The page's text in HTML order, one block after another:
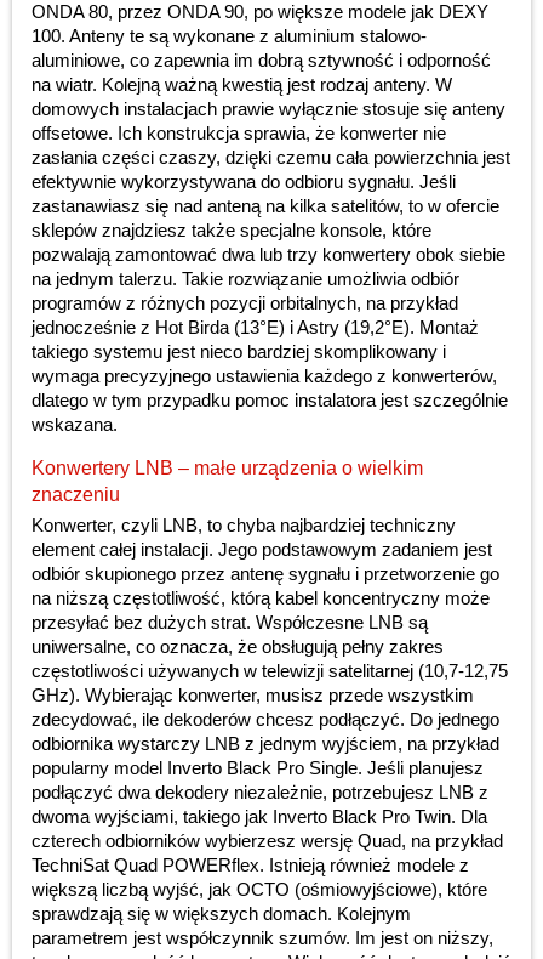
ONDA 80, przez ONDA 90, po większe modele jak DEXY
100. Anteny te są wykonane z aluminium stalowo-
aluminiowe, co zapewnia im dobrą sztywność i odporność
na wiatr. Kolejną ważną kwestią jest rodzaj anteny. W
domowych instalacjach prawie wyłącznie stosuje się anteny
offsetowe. Ich konstrukcja sprawia, że konwerter nie
zasłania części czaszy, dzięki czemu cała powierzchnia jest
efektywnie wykorzystywana do odbioru sygnału. Jeśli
zastanawiasz się nad anteną na kilka satelitów, to w ofercie
sklepów znajdziesz także specjalne konsole, które
pozwalają zamontować dwa lub trzy konwertery obok siebie
na jednym talerzu. Takie rozwiązanie umożliwia odbiór
programów z różnych pozycji orbitalnych, na przykład
jednocześnie z Hot Birda (13°E) i Astry (19,2°E). Montaż
takiego systemu jest nieco bardziej skomplikowany i
wymaga precyzyjnego ustawienia każdego z konwerterów,
dlatego w tym przypadku pomoc instalatora jest szczególnie
wskazana.
Konwertery LNB – małe urządzenia o wielkim
znaczeniu
Konwerter, czyli LNB, to chyba najbardziej techniczny
element całej instalacji. Jego podstawowym zadaniem jest
odbiór skupionego przez antenę sygnału i przetworzenie go
na niższą częstotliwość, którą kabel koncentryczny może
przesyłać bez dużych strat. Współczesne LNB są
uniwersalne, co oznacza, że obsługują pełny zakres
częstotliwości używanych w telewizji satelitarnej (10,7-12,75
GHz). Wybierając konwerter, musisz przede wszystkim
zdecydować, ile dekoderów chcesz podłączyć. Do jednego
odbiornika wystarczy LNB z jednym wyjściem, na przykład
popularny model Inverto Black Pro Single. Jeśli planujesz
podłączyć dwa dekodery niezależnie, potrzebujesz LNB z
dwoma wyjściami, takiego jak Inverto Black Pro Twin. Dla
czterech odbiorników wybierzesz wersję Quad, na przykład
TechniSat Quad POWERflex. Istnieją również modele z
większą liczbą wyjść, jak OCTO (ośmiowyjściowe), które
sprawdzają się w większych domach. Kolejnym
parametrem jest współczynnik szumów. Im jest on niższy,